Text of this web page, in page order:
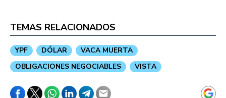
TEMAS RELACIONADOS
YPF DÓLAR
VACA MUERTA
OBLIGACIONES NEGOCIABLES
VISTA